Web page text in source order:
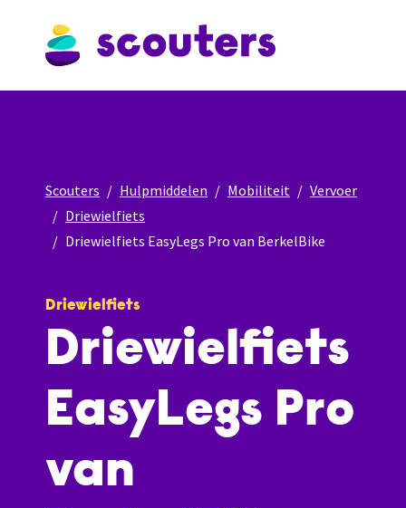
Scouters Hulpmiddelen Mobiliteit
Vervoer
Driewielfiets
Driewielfiets EasyLegs Pro van BerkelBike
Driewielfiets
Driewielfiets
EasyLegs Pro
van